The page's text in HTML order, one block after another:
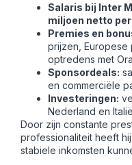
Salaris bij Inter
miljoen netto
Premies en
prijzen, Europese
optredens met
Sponsordeals:
en commerciële
Investeringen:
Nederland en
Door zijn constante
professionaliteit heeft
stabiele inkomsten